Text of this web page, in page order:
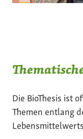
Die BioThesis ist
Themen entlang